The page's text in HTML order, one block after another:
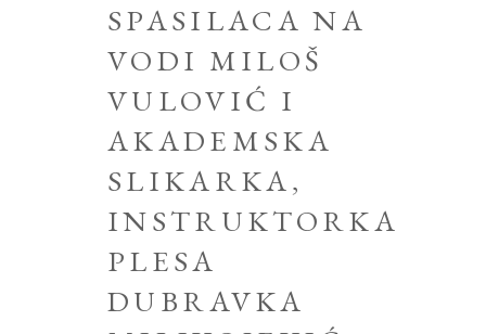
SPASILACA NA
VODI MILOŠ
VULOVIĆ I
AKADEMSKA
SLIKARKA,
INSTRUKTORKA
PLESA
DUBRAVKA